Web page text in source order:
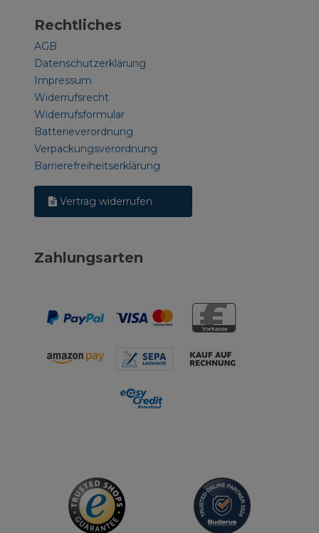
Rechtliches
AGB
Datenschutzerklärung
Impressum
Widerrufsrecht
Widerrufsformular
Batterieverordnung
Verpackungsverordnung
Barrierefreiheitserklärung
Vertrag widerrufen
Zahlungsarten